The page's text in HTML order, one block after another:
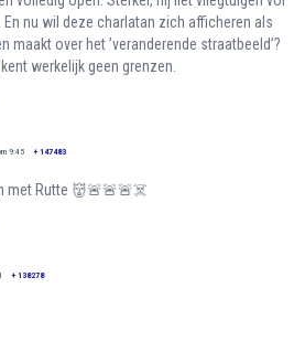
nu wil deze charlatan zich afficheren als
maakt over het ’veranderende straatbeeld’?
werkelijk geen grenzen.
9:45 + 147483
met Rutte 👹🚨🚨🚨☠️
+ 138278